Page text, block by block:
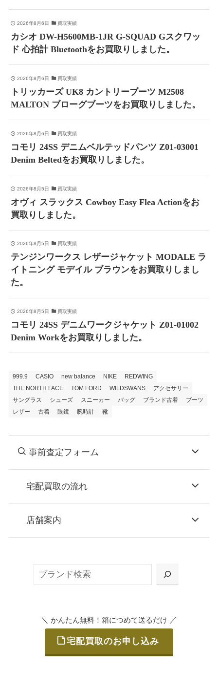
2026年8月6日 買取実績
カシオ DW-H5600MB-1JR G-SQUAD Gスクワッ
ド 心拍計 Bluetoothをお買取りしました。
2026年8月6日 買取実績
トリッカーズ UK8 カントリーブーツ M2508
MALTON ブローグブーツをお買取りしました。
2026年8月6日 買取実績
コモリ 24SS デニムベルテッドパンツ Z01-03001
Denim Beltedをお買取りしました。
2026年8月5日 買取実績
オヴィ スラックス Cowboy Easy Flea Actionをお
買取りしました。
2026年8月5日 買取実績
テンジンワークス レザージャケット MODALE ラ
イトニング モデイル ブラウンをお買取りしまし
た。
2026年8月5日 買取実績
コモリ 24SS デニムワークジャケット Z01-01002
Denim Workをお買取りしました。
999.9 CASIO new balance NIKE
REDWING
THE NORTH FACE
TOM FORD WILDSWANS
アクセサリー
サングラス
シューズ スニーカー バッグ ブランド古着
ブーツ
レザー
古着 眼鏡 腕時計 靴
事前査定フォーム
宅配買取の流れ
お申込み
または梱包材不要の「集荷申込」からお選び
ご発送
店舗案内
＼ かんたん無料！箱につめて送るだけ ／
宅配買取のお申し込み